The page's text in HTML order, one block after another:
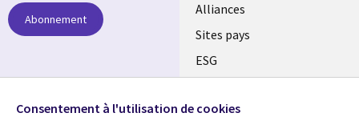
Alliances
Sites pays
ESG
Fusions
Abonnement
Suivez-nous
Consentement à l'utilisation de cookies